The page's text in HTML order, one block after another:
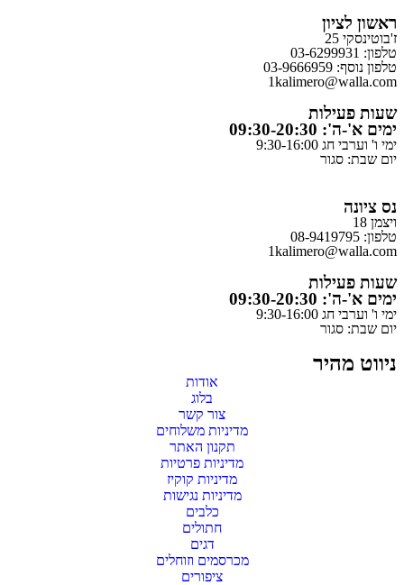
ראשון לציון
ז'בוטינסקי 25
טלפון: 03-6299931
טלפון נוסף: 03-9666959
1kalimero@walla.com
שעות פעילות
ימים א'-ה': 09:30-20:30
ימי ו' וערבי חג 9:30-16:00
יום שבת: סגור
נס ציונה
ויצמן 18
טלפון: 08-9419795
1kalimero@walla.com
שעות פעילות
ימים א'-ה': 09:30-20:30
ימי ו' וערבי חג 9:30-16:00
יום שבת: סגור
ניווט מהיר
אודות
בלוג
צור קשר
מדיניות משלוחים
תקנון האתר
מדיניות פרטיות
מדיניות קוקיז
מדיניות נגישות
כלבים
חתולים
דגים
מכרסמים וזוחלים
ציפורים